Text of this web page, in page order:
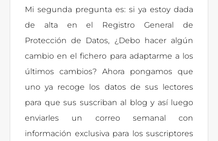
Mi segunda pregunta es: si ya estoy dada
de alta en el Registro General de
Protección de Datos, ¿Debo hacer algún
cambio en el fichero para adaptarme a los
últimos cambios? Ahora pongamos que
uno ya recoge los datos de sus lectores
para que sus suscriban al blog y así luego
enviarles un correo semanal con
información exclusiva para los suscriptores